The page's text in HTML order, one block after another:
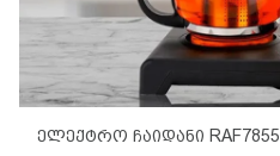
Ელექტრო Ჩაიდანი RAF7855